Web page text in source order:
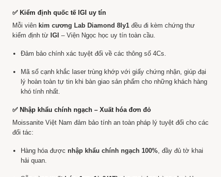
✅ Kiểm định quốc tế IGI uy tín
Mỗi viên kim cương Lab Diamond 8ly1 đều đi kèm chứng thư
kiểm định từ IGI – Viện Ngọc học uy tín toàn cầu.
Đảm bảo chính xác tuyệt đối về các thông số 4Cs.
Mã số cạnh khắc laser trùng khớp với giấy chứng nhận, giúp đại
lý hoàn toàn tự tin khi bàn giao sản phẩm cho những khách hàng
khó tính nhất.
✅ Nhập khẩu chính ngạch – Xuất hóa đơn đỏ
Moissanite Việt Nam đảm bảo tính an toàn pháp lý tuyệt đối cho các
đối tác:
Hàng hóa được nhập khẩu chính ngạch 100%, đầy đủ tờ khai
hải quan.